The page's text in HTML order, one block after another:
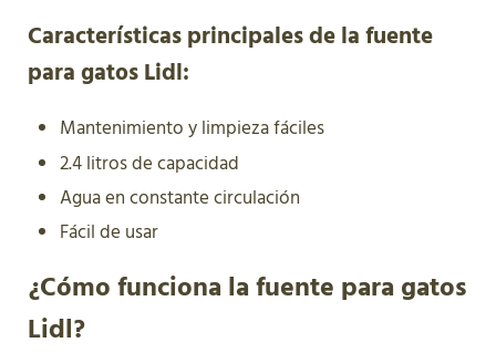
Características principales de la fuente
para gatos Lidl:
Mantenimiento y limpieza fáciles
2.4 litros de capacidad
Agua en constante circulación
Fácil de usar
¿Cómo funciona la fuente para gatos
Lidl?